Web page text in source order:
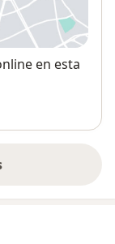
nueva
en esta